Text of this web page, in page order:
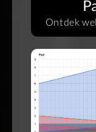
Ontdek